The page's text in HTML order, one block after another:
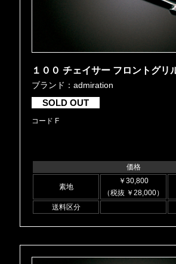
１００ チェイサー フロントグリ
ブランド：admiration
SOLD OUT
コード F
価格
素地
￥30,800
（税抜 ￥28,000）
送料区分